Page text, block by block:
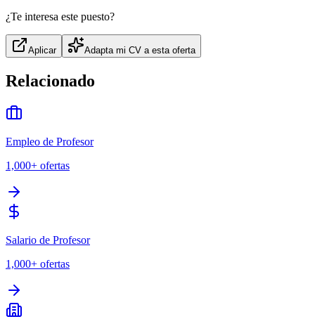
¿Te interesa este puesto?
Aplicar Adapta mi CV a esta oferta
Relacionado
Empleo de Profesor
1,000+ ofertas
Salario de Profesor
1,000+ ofertas